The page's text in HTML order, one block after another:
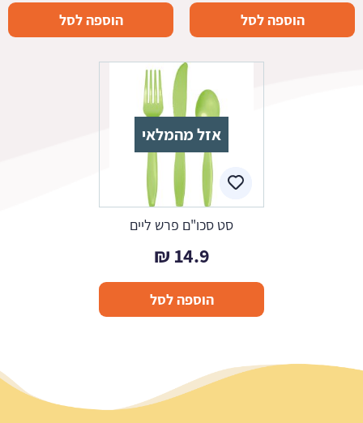
הוספה לסל הוספה לסל
אזל מהמלאי
סט סכו"ם פרש ליים
14.9
₪
הוספה לסל